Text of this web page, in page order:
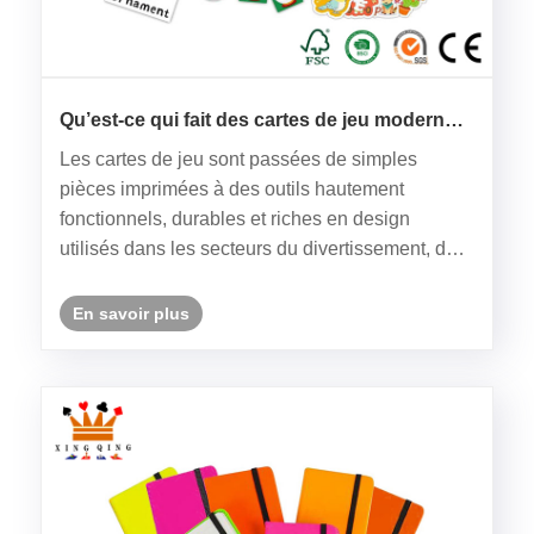
Qu’est-ce qui fait des cartes de jeu modernes
Les cartes de jeu sont passées de simples
pièces imprimées à des outils hautement
fonctionnels, durables et riches en design
utilisés dans les secteurs du divertissement, de
promotion. Cet article explore ce que sont les
cartes de jeu, pourquoi leur struct......
En savoir plus